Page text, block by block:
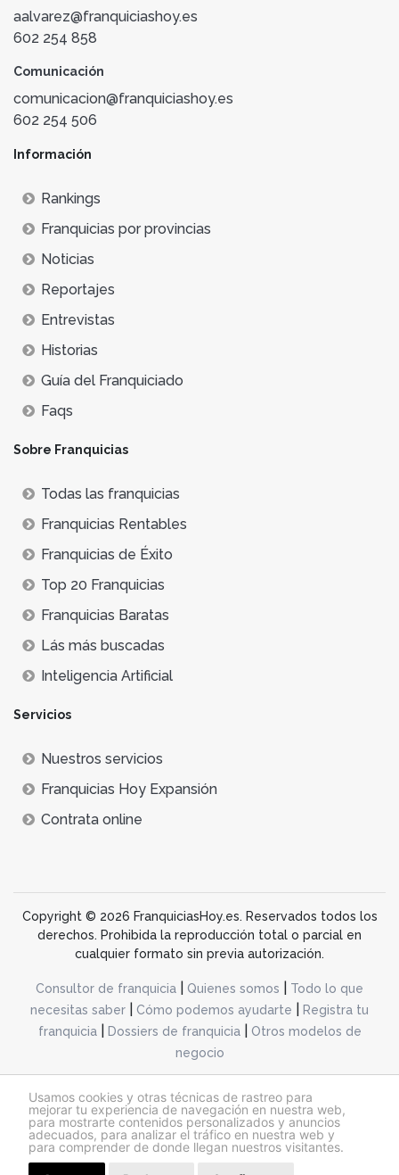
Usamos cookies y otras técnicas de rastreo para
mejorar tu experiencia de navegación en nuestra web,
para mostrarte contenidos personalizados y anuncios
adecuados, para analizar el tráfico en nuestra web y
para comprender de donde llegan nuestros visitantes.
aalvarez@franquiciashoy.es
602 254 858
Comunicación
comunicacion@franquiciashoy.es
602 254 506
Información
Rankings
Franquicias por provincias
Noticias
Reportajes
Entrevistas
Historias
Guía del Franquiciado
Faqs
Sobre Franquicias
Todas las franquicias
Franquicias Rentables
Franquicias de Éxito
Top 20 Franquicias
Franquicias Baratas
Lás más buscadas
Inteligencia Artificial
Servicios
Nuestros servicios
Franquicias Hoy Expansión
Contrata online
Copyright © 2026 FranquiciasHoy.es. Reservados todos los
derechos. Prohibida la reproducción total o parcial en
cualquier formato sin previa autorización.
Consultor de franquicia Quienes somos
Todo lo que
necesitas saber
Cómo podemos ayudarte
Registra tu
franquicia| Dossiers de franquicia|
Otros modelos de
negocio
@franquiciashoy.es |Aviso legal| Política de cookies|Política de privacidad